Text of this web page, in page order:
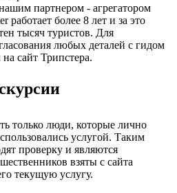
партнером - агрегатором
работает более 8 лет и за это
тысяч туристов. Для
любых деталей с гидом
сайт Трипстера.
только люди, которые лично
услугой. Таким
проверку и являются
взяты с сайта
текущую услугу.